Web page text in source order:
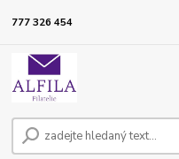
777 326 454